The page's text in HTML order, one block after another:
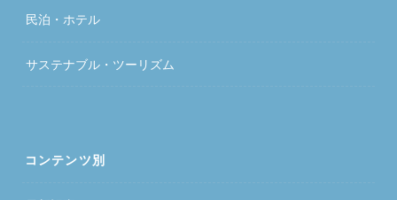
民泊・ホテル
サステナブル・ツーリズム
コンテンツ別